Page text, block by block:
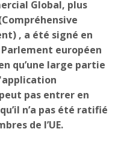
Global, plus
, a été signé en
européen
qu’une large partie
pas entrer en
n’a pas été ratifié
de l’UE.